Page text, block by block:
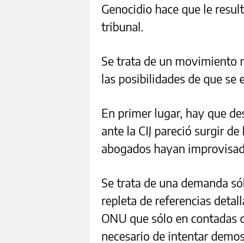
Genocidio hace que le
tribunal.
Se trata de un movimiento
las posibilidades de que se
En primer lugar, hay que
ante la CIJ pareció surgir
abogados hayan
Se trata de una demanda
repleta de referencias
ONU que sólo en contadas
necesario de intentar